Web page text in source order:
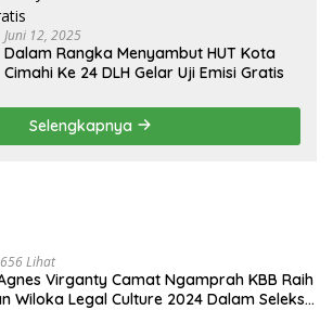
Juni 12, 2025
Dalam Rangka Menyambut HUT Kota
Cimahi Ke 24 DLH Gelar Uji Emisi Gratis
Selengkapnya
Lihat
Virganty Camat Ngamprah KBB Raih
Wiloka Legal Culture 2024 Dalam Seleksi